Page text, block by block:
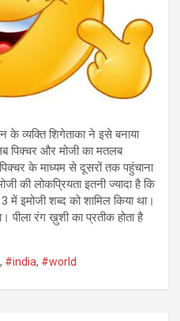
व्यक्ति शिगेताका ने इसे बनाया
पिक्चर और मोजी का मतलब
के माध्यम से दूसरों तक पहुंचाना
की लोकप्रियता इतनी ज्यादा है कि
इमोजी शब्द को शामिल किया था।
रंग ख़ुशी का प्रतीक होता है
, #india, #world